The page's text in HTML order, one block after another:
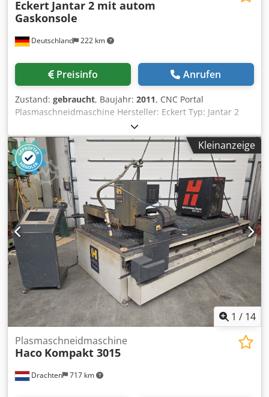
Deutschland 222 km
Eckert Jantar 2 mit autom
Gaskonsole
Preisinfo Anrufen
Zustand: gebraucht, Baujahr: 2011, CNC Portal
Plasmaschneidmaschine Hersteller: Eckert Typ: Jantar 2
Baujahr: 2011 CNC-Steuerung Arbeitsbereich: 2x4 m 1
Plasmabrenner mit Stromquelle Kjellberg HiFocus 161i
Automatische Gaskonsole Absaugtisch 22726ä Dodey
Nqcbspfx Ambock
Kleinanzeige
1 / 14
Drachten 717 km
Plasmaschneidmaschine
Haco Kompakt 3015